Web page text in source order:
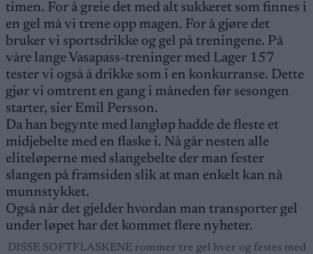
timen. For å greie det med alt sukkeret som finnes i
en gel må vi trene opp magen. For å gjøre det
bruker vi sportsdrikke og gel på treningene. På
våre lange Vasapass-treninger med Lager 157
tester vi også å drikke som i en konkurranse. Dette
gjør vi omtrent en gang i måneden før sesongen
starter, sier Emil Persson.
Da han begynte med langløp hadde de fleste et
midjebelte med en flaske i. Nå går nesten alle
eliteløperne med slangebelte der man fester
slangen på framsiden slik at man enkelt kan nå
munnstykket.
Også når det gjelder hvordan man transporter gel
under løpet har det kommet flere nyheter.
DISSE SOFTFLASKENE rommer tre gel hver og festes med